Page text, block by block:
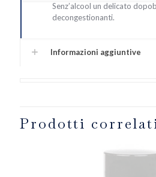
Senz’alcool un delicato
decongestionanti.
Informazioni aggiuntive
Prodotti